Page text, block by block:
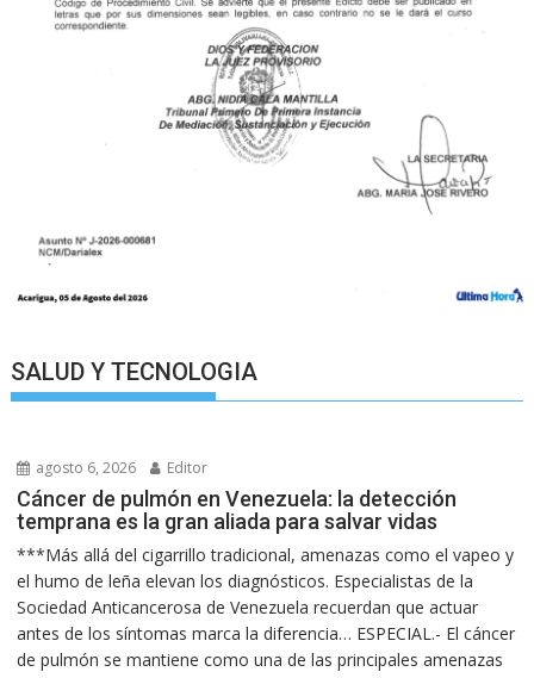
SALUD Y TECNOLOGIA
agosto 6, 2026 Editor
Cáncer de pulmón en Venezuela: la detección
temprana es la gran aliada para salvar vidas
***Más allá del cigarrillo tradicional, amenazas como el vapeo y
el humo de leña elevan los diagnósticos. Especialistas de la
Sociedad Anticancerosa de Venezuela recuerdan que actuar
antes de los síntomas marca la diferencia… ESPECIAL.- El cáncer
de pulmón se mantiene como una de las principales amenazas